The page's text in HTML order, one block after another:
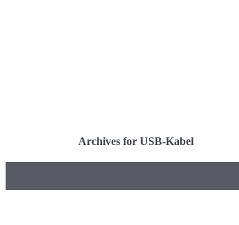
Archives for USB-Kabel